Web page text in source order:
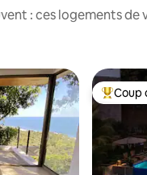
: ces logements
Coups
Coup